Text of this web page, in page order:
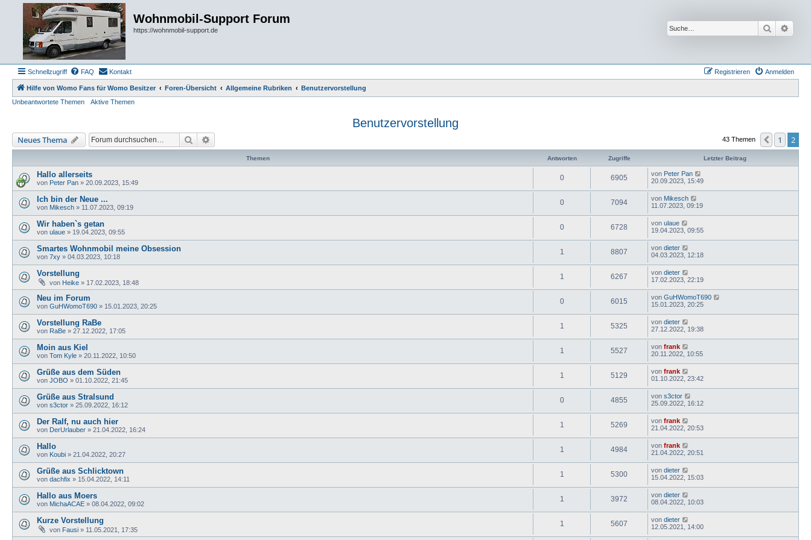
Wohnmobil-Support Forum
https://wohnmobil-support.de Suche
Schnellzugriff FAQ Kontakt Anmelden
Registrieren
Hilfe von Womo Fans für Womo Besitzer Foren-Übersicht Allgemeine Rubriken
Benutzervorstellung
Unbeantwortete Themen
Aktive Themen
Benutzervorstellung
Neues Thema Suche 43 Themen Vorherige
1 2
Themen Antworten Zugriffe Letzter Beitrag
Hallo allerseits
von Peter Pan » 20.09.2023, 15:49
0 6905 von Peter Pan
20.09.2023, 15:49
Ich bin der Neue ...
von Mikesch » 11.07.2023, 09:19
0 7094 von Mikesch
11.07.2023, 09:19
Wir haben`s getan
von ulaue » 19.04.2023, 09:55
0 6728 von ulaue
19.04.2023, 09:55
Smartes Wohnmobil meine Obsession
von 7xy » 04.03.2023, 10:18
1 8807 von dieter
04.03.2023, 12:18
Vorstellung
von Heike » 17.02.2023, 18:48
1 6267 von dieter
17.02.2023, 22:19
Neu im Forum
von GuHWomoT690 » 15.01.2023, 20:25
0 6015 von GuHWomoT690
15.01.2023, 20:25
Vorstellung RaBe
von RaBe » 27.12.2022, 17:05
1 5325 von dieter
27.12.2022, 19:38
Moin aus Kiel
von Tom Kyle » 20.11.2022, 10:50
1 5527 von frank
20.11.2022, 10:55
Grüße aus dem Süden
von JOBO » 01.10.2022, 21:45
1 5129 von frank
01.10.2022, 23:42
Grüße aus Stralsund
von s3ctor » 25.09.2022, 16:12
0 4855 von s3ctor
25.09.2022, 16:12
Der Ralf, nu auch hier
von DerUrlauber » 21.04.2022, 16:24
1 5269 von frank
21.04.2022, 20:53
Hallo
von Koubi » 21.04.2022, 20:27
1 4984 von frank
21.04.2022, 20:51
Grüße aus Schlicktown
von dachfix » 15.04.2022, 14:11
1 5300 von dieter
15.04.2022, 15:03
Hallo aus Moers
von MichaACAE » 08.04.2022, 09:02
1 3972 von dieter
08.04.2022, 10:03
Kurze Vorstellung
von Fausi » 11.05.2021, 17:35
1 5607 von dieter
12.05.2021, 14:00